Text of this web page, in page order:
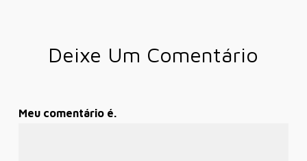
Deixe Um Comentário
Meu comentário é.